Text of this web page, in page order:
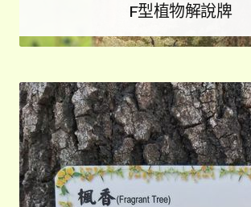
F型植物解說牌